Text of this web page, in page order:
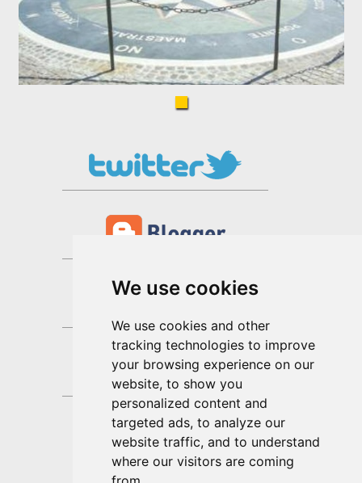
We use cookies
We use cookies and other
tracking technologies to improve
your browsing experience on our
website, to show you
personalized content and
targeted ads, to analyze our
website traffic, and to understand
where our visitors are coming